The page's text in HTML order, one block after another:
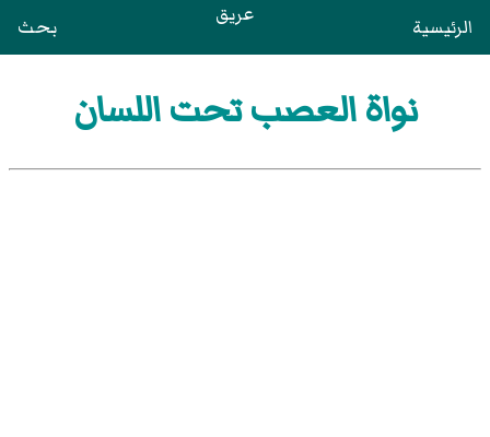
الرئيسية عريق بحث
نواة العصب تحت اللسان